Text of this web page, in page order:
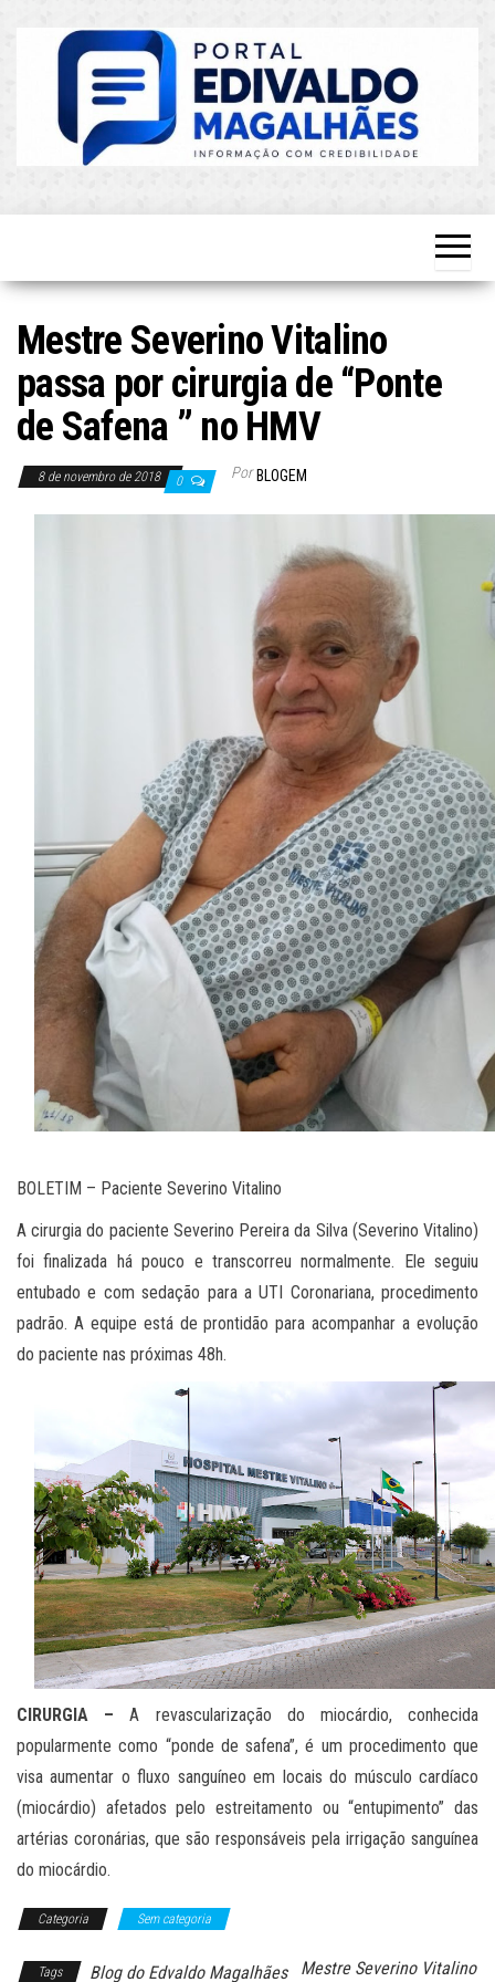
Atualizado!
Mestre Severino Vitalino
passa por cirurgia de “Ponte
de Safena ” no HMV
8 de novembro de 2018 0 Por BLOGEM
BOLETIM – Paciente Severino Vitalino
A cirurgia do paciente Severino Pereira da Silva (Severino Vitalino)
foi finalizada há pouco e transcorreu normalmente. Ele seguiu
entubado e com sedação para a UTI Coronariana, procedimento
padrão. A equipe está de prontidão para acompanhar a evolução
do paciente nas próximas 48h.
CIRURGIA – A revascularização do miocárdio, conhecida
popularmente como “ponde de safena”, é um procedimento que
visa aumentar o fluxo sanguíneo em locais do músculo cardíaco
(miocárdio) afetados pelo estreitamento ou “entupimento” das
artérias coronárias, que são responsáveis pela irrigação sanguínea
do miocárdio.
Categoria Sem categoria
Tags Blog do Edvaldo Magalhães Mestre Severino Vitalino